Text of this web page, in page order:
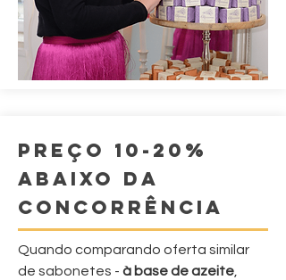
PREÇO 10-20%
ABAIXO DA
CONCORRÊNCIA
Quando comparando oferta similar
de sabonetes - à base de azeite